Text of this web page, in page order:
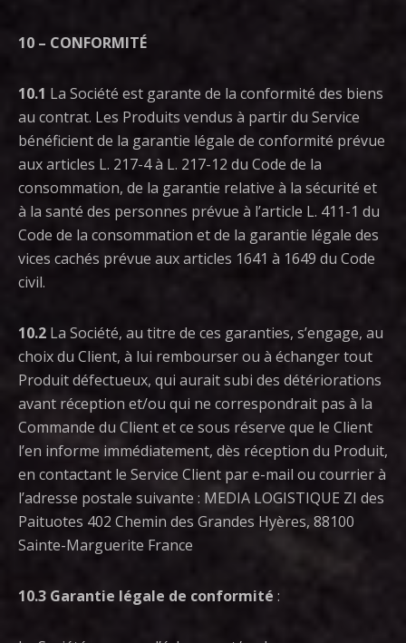
10 – CONFORMITÉ
10.1 La Société est garante de la conformité des biens
au contrat. Les Produits vendus à partir du Service
bénéficient de la garantie légale de conformité prévue
aux articles L. 217-4 à L. 217-12 du Code de la
consommation, de la garantie relative à la sécurité et
à la santé des personnes prévue à l’article L. 411-1 du
Code de la consommation et de la garantie légale des
vices cachés prévue aux articles 1641 à 1649 du Code
civil.
10.2 La Société, au titre de ces garanties, s’engage, au
choix du Client, à lui rembourser ou à échanger tout
Produit défectueux, qui aurait subi des détériorations
avant réception et/ou qui ne correspondrait pas à la
Commande du Client et ce sous réserve que le Client
l’en informe immédiatement, dès réception du Produit,
en contactant le Service Client par e-mail ou courrier à
l’adresse postale suivante : MEDIA LOGISTIQUE ZI des
Paituotes 402 Chemin des Grandes Hyères, 88100
Sainte-Marguerite France
10.3 Garantie légale de conformité :